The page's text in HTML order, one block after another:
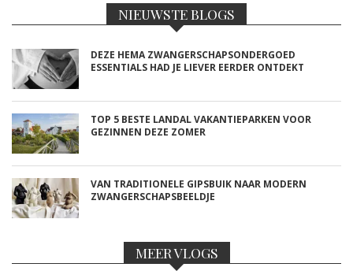
NIEUWSTE BLOGS
DEZE HEMA ZWANGERSCHAPSONDERGOED
ESSENTIALS HAD JE LIEVER EERDER ONTDEKT
TOP 5 BESTE LANDAL VAKANTIEPARKEN VOOR
GEZINNEN DEZE ZOMER
VAN TRADITIONELE GIPSBUIK NAAR MODERN
ZWANGERSCHAPSBEELDJE
MEER VLOGS